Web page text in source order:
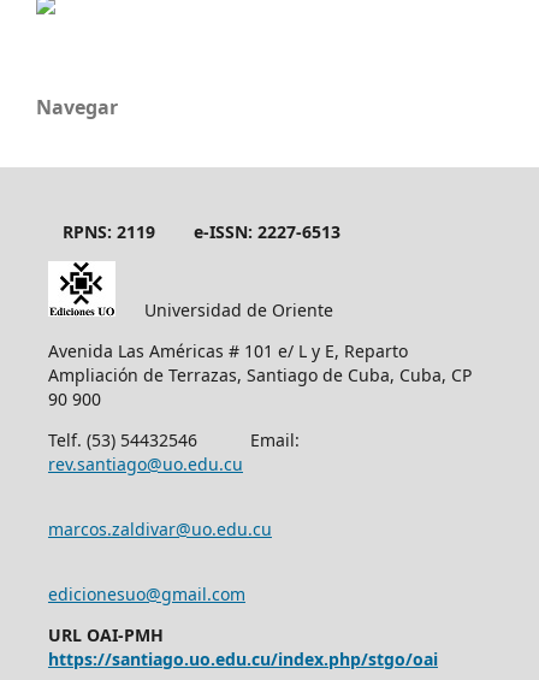
Navegar
RPNS: 2119 e-ISSN: 2227-6513
Universidad de Oriente
Avenida Las Américas # 101 e/ L y E, Reparto
Ampliación de Terrazas, Santiago de Cuba, Cuba, CP
90 900
Telf. (53) 54432546 Email:
rev.santiago@uo.edu.cu
marcos.zaldivar@uo.edu.cu
edicionesuo@gmail.com
URL OAI-PMH
https://santiago.uo.edu.cu/index.php/stgo/oai